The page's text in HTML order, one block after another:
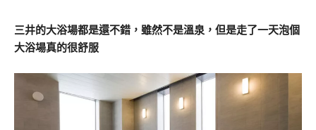
三井的大浴場都是還不錯，雖然不是溫泉，但是走了一天泡個
大浴場真的很舒服